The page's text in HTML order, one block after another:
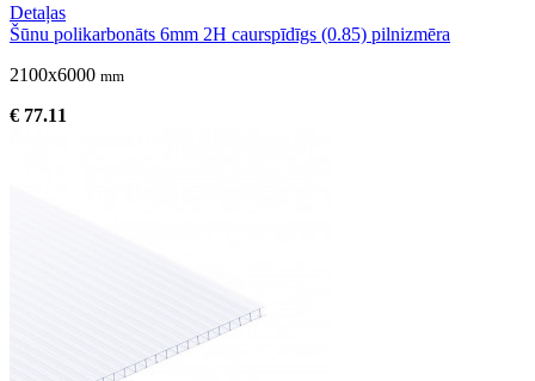
Detaļas
Šūnu polikarbonāts 6mm 2H caurspīdīgs (0.85) pilnizmēra
2100x6000 mm
€ 77.11